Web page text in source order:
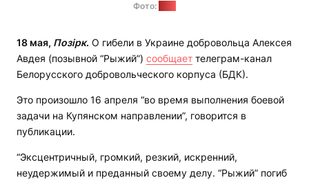
Фото:
18 мая, Позірк. О гибели в Украине добровольца Алексея
Авдея (позывной “Рыжий”) сообщает телеграм-канал
Белорусского добровольческого корпуса (БДК).
Это произошло 16 апреля “во время выполнения боевой
задачи на Купянском направлении”, говорится в
публикации.
“Эксцентричный, громкий, резкий, искренний,
неудержимый и преданный своему делу. “Рыжий” погиб